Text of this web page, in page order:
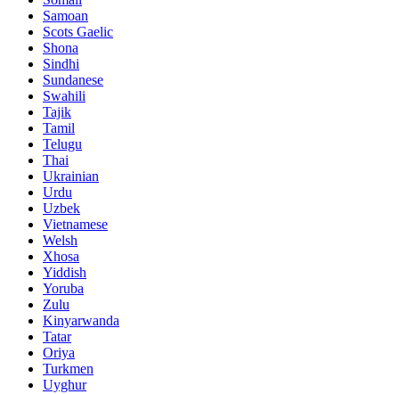
Samoan
Scots Gaelic
Shona
Sindhi
Sundanese
Swahili
Tajik
Tamil
Telugu
Thai
Ukrainian
Urdu
Uzbek
Vietnamese
Welsh
Xhosa
Yiddish
Yoruba
Zulu
Kinyarwanda
Tatar
Oriya
Turkmen
Uyghur